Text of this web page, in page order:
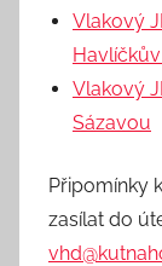
Vlakový
Vlakový
Sázavou
Připomínky
zasílat do